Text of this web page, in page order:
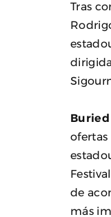
Tras
Buried
ofertas
de
más